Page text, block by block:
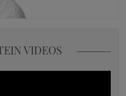
VIDEOS